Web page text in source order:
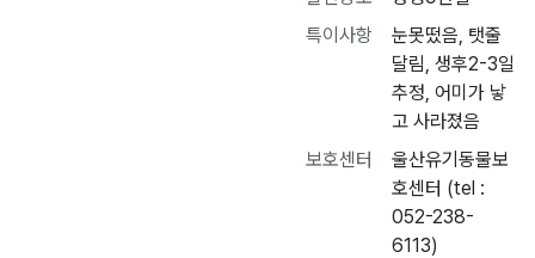
특이사항
눈못떴음, 탯줄
달림, 생후2-3일
추정, 어미가 낳
고 사라졌음
보호센터
울산유기동물보
호센터 (tel :
052-238-
6113)